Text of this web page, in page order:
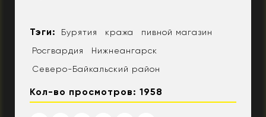
Тэги: Бурятия кража
пивной магазин
Росгвардия
Нижнеангарск
Северо-Байкальский район
Кол-во просмотров: 1958